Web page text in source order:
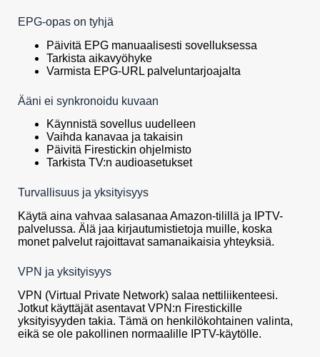
EPG-opas on tyhjä
Päivitä EPG manuaalisesti sovelluksessa
Tarkista aikavyöhyke
Varmista EPG-URL palveluntarjoajalta
Ääni ei synkronoidu kuvaan
Käynnistä sovellus uudelleen
Vaihda kanavaa ja takaisin
Päivitä Firestickin ohjelmisto
Tarkista TV:n audioasetukset
Turvallisuus ja yksityisyys
Käytä aina vahvaa salasanaa Amazon-tilillä ja IPTV-
palvelussa. Älä jaa kirjautumistietoja muille, koska
monet palvelut rajoittavat samanaikaisia yhteyksiä.
VPN ja yksityisyys
VPN (Virtual Private Network) salaa nettiliikenteesi.
Jotkut käyttäjät asentavat VPN:n Firestickille
yksityisyyden takia. Tämä on henkilökohtainen valinta,
eikä se ole pakollinen normaalille IPTV-käytölle.